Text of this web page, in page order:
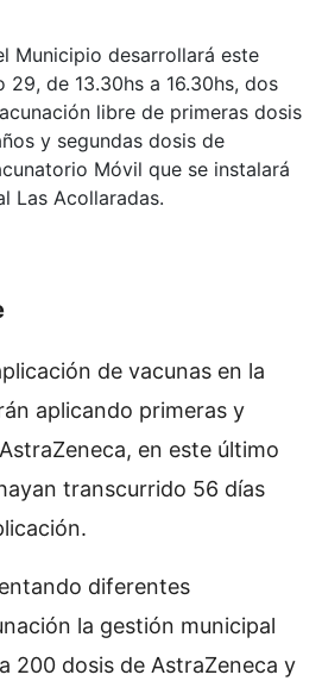
Municipio desarrollará este
de 13.30hs a 16.30hs, dos
libre de primeras dosis
y segundas dosis de
Móvil que se instalará
Las Acollaradas.
de vacunas en la
aplicando primeras y
en este último
transcurrido 56 días
diferentes
la gestión municipal
200 dosis de AstraZeneca y